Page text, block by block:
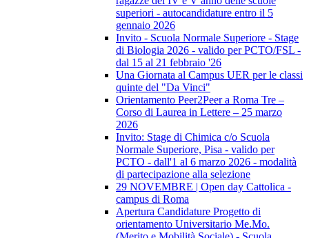
superiori - autocandidature entro il 5
gennaio 2026
Invito - Scuola Normale Superiore - Stage
di Biologia 2026 - valido per PCTO/FSL -
dal 15 al 21 febbraio '26
Una Giornata al Campus UER per le classi
quinte del "Da Vinci"
Orientamento Peer2Peer a Roma Tre –
Corso di Laurea in Lettere – 25 marzo
2026
Invito: Stage di Chimica c/o Scuola
Normale Superiore, Pisa - valido per
PCTO - dall'1 al 6 marzo 2026 - modalità
di partecipazione alla selezione
29 NOVEMBRE | Open day Cattolica -
campus di Roma
Apertura Candidature Progetto di
orientamento Universitario Me.Mo.